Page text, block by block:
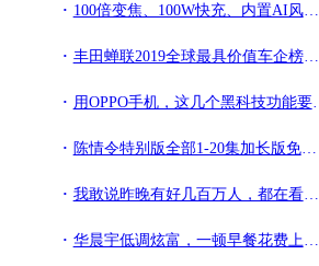
100倍变焦、100W快充、内置AI风扇，2020年智能手机是要疯？
丰田蝉联2019全球最具价值车企榜首 特斯拉突进前十
用OPPO手机，这几个黑科技功能要知道，让你的手机更加好用
陈情令特别版全部1-20集加长版免费看地址 陈情令特别版在线观看
我敢说昨晚有好几百万人，都在看这部老电影
华晨宇低调炫富，一顿早餐花费上万块，难怪郭麒麟都要问他借钱